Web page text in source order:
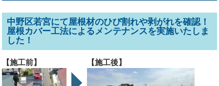
中野区若宮にて屋根材のひび割れや剥がれを確認！
屋根カバー工法によるメンテナンスを実施いたしま
した！
【施工前】 【施工後】